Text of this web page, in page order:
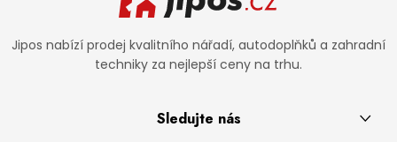
Jipos nabízí prodej kvalitního nářadí, autodoplňků a zahradní
techniky za nejlepší ceny na trhu.
Sledujte nás